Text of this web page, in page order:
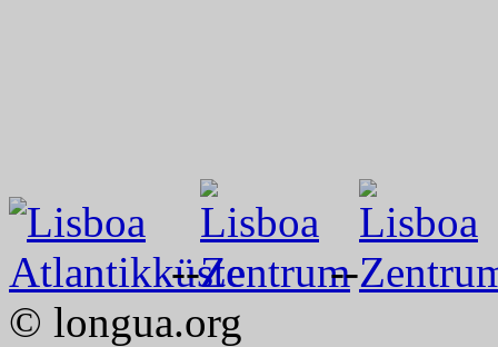
--
--
© longua.org